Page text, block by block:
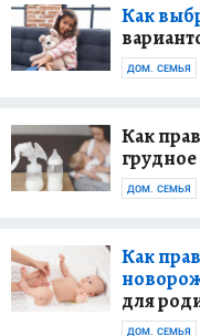
Как
ДОМ. СЕМЬЯ
Как
ДОМ. СЕМЬЯ
Как
для
ДОМ. СЕМЬЯ